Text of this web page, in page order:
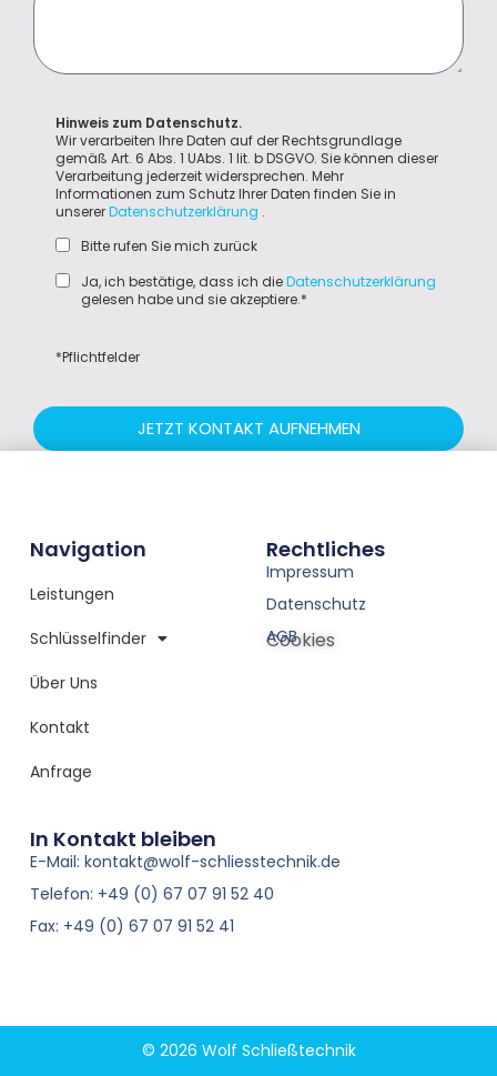
Hinweis zum Datenschutz.
Wir verarbeiten Ihre Daten auf der Rechtsgrundlage
gemäß Art. 6 Abs. 1 UAbs. 1 lit. b DSGVO. Sie können dieser
Verarbeitung jederzeit widersprechen. Mehr
Informationen zum Schutz Ihrer Daten finden Sie in
unsererDatenschutzerklärung .
Bitte rufen Sie mich zurück
Ja, ich bestätige, dass ich dieDatenschutzerklärung
gelesen habe und sie akzeptiere.*
*Pflichtfelder
JETZT KONTAKT AUFNEHMEN
In Kontakt bleiben
E-Mail: kontakt@wolf-schliesstechnik.de
Telefon: +49 (0) 67 07 91 52 40
Fax: +49 (0) 67 07 91 52 41
Navigation
Leistungen
Schlüsselfinder
Über Uns
Kontakt
Anfrage
Rechtliches
Impressum
Datenschutz
AGB
Cookies
© 2026 Wolf Schließtechnik